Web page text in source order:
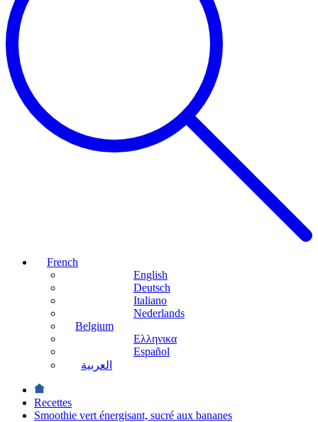
French
English
Deutsch
Italiano
Nederlands
Belgium
Ελληνικα
Español
العربية
Recettes
Smoothie vert énergisant, sucré aux bananes